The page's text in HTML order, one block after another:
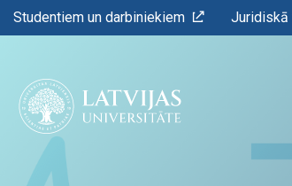
Studentiem un darbiniekiem Juridiskā